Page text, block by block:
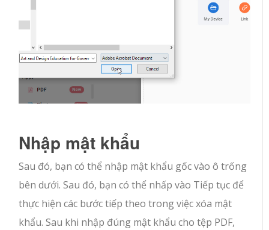
Nhập mật khẩu
Sau đó, bạn có thể nhập mật khẩu gốc vào ô trống
bên dưới. Sau đó, bạn có thể nhấp vào Tiếp tục để
thực hiện các bước tiếp theo trong việc xóa mật
khẩu. Sau khi nhập đúng mật khẩu cho tệp PDF,